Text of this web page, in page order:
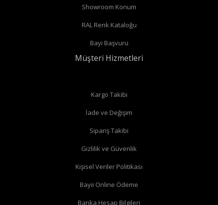
Showroom Konum
RAL Renk Kataloğu
Bayi Başvuru
Müşteri Hizmetleri
Kargo Takibi
İade ve Değişim
Sipariş Takibi
Gizlilik ve Güvenlik
Kişisel Veriler Politikası
Bayii Online Ödeme
Banka Hesap Bilgileri